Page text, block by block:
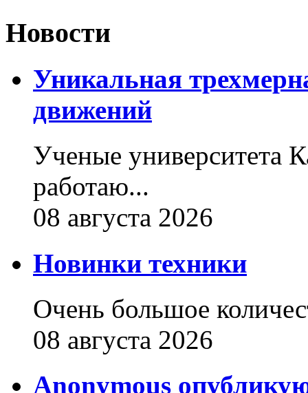
Новости
Уникальная
движений
Ученые университета
работаю...
08 августа 2026
Новинки техники
Очень большое
08 августа 2026
Anonymous